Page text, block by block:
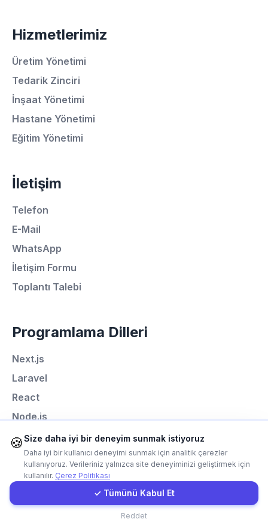
Hizmetlerimiz
Üretim Yönetimi
Tedarik Zinciri
İnşaat Yönetimi
Hastane Yönetimi
Eğitim Yönetimi
İletişim
Telefon
E-Mail
WhatsApp
İletişim Formu
Toplantı Talebi
Programlama Dilleri
Next.js
Laravel
React
Node.js
Python
© Codefacture 2024-2026 Tüm Hakları Saklıdır
Çerez Politikası
E-Mail
Müşteri Girişi
🍪Size daha iyi bir deneyim sunmak istiyoruz
Daha iyi bir kullanıcı deneyimi sunmak için analitik çerezler
kullanıyoruz. Verileriniz yalnızca site deneyiminizi geliştirmek için
kullanılır. Çerez Politikası
✓ Tümünü Kabul Et
Reddet